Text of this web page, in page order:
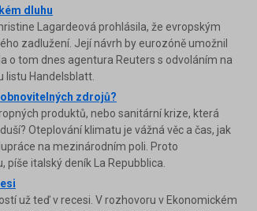
dluhu
Lagardeová prohlásila, že evropským
zadlužení. Její návrh by eurozóně umožnil
o tom dnes agentura Reuters s odvoláním na
listu Handelsblatt.
zdrojů?
produktů, nebo sanitární krize, která
Oteplování klimatu je vážná věc a čas, jak
na mezinárodním poli. Proto
italský deník La Repubblica.
už teď v recesi. V rozhovoru v Ekonomickém